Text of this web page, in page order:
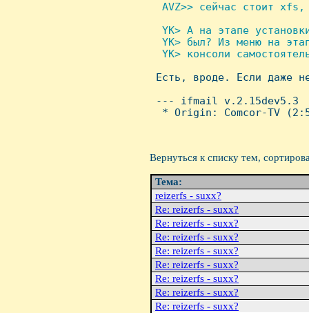
AVZ>> сейчас стоит
YK> А на этапе
YK> был? Из меню на
YK> консоли
Есть, вроде. Если даже
--- ifmail v.2.15dev5.3
* Origin: Comcor-TV
Вернуться к списку тем,
Тема:
reizerfs - suxx?
Re: reizerfs - suxx?
Re: reizerfs - suxx?
Re: reizerfs - suxx?
Re: reizerfs - suxx?
Re: reizerfs - suxx?
Re: reizerfs - suxx?
Re: reizerfs - suxx?
Re: reizerfs - suxx?